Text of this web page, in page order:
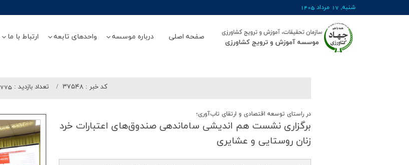
شنبه, 17 مرداد 1405
صفحه اصلی درباره موسسه واحدهای تابعه ارتباط با ما
تعداد بازدید : 775 کد خبر : ۳۷۵۴۸
در راستای توسعه اقتصادی و ارتقای تاب‌آوری؛
برگزاری نشست هم اندیشی ساماندهی صندوق‌های اعتبارات خرد
زنان روستایی و عشایری